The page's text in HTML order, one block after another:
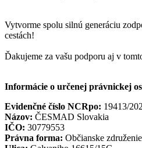
Vytvorme spolu silnú generáciu
cestách!
Ďakujeme za vašu podporu aj v
Informácie o určenej právnickej
Evidenčné číslo NCRpo: 19413/
Názov: ČESMAD Slovakia
IČO: 30779553
Právna forma: Občianske združenie